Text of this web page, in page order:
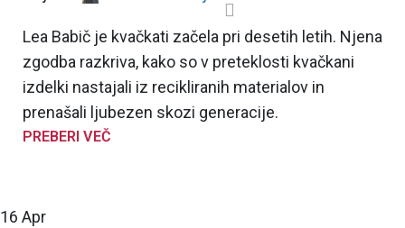
Lea Babič je kvačkati začela pri desetih letih. Njena
zgodba razkriva, kako so v preteklosti kvačkani
izdelki nastajali iz recikliranih materialov in
prenašali ljubezen skozi generacije.
PREBERI VEČ
16 Apr